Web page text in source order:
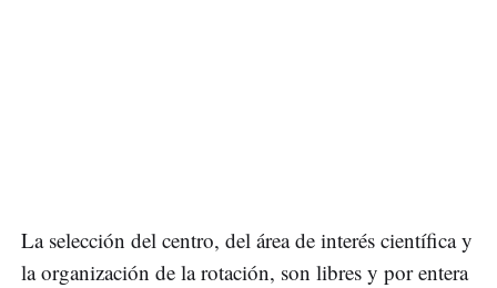
La selección del centro, del área de interés científica y
la organización de la rotación, son libres y por entera